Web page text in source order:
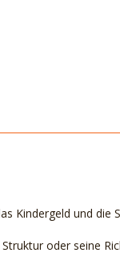
Kindergeld und die
oder seine